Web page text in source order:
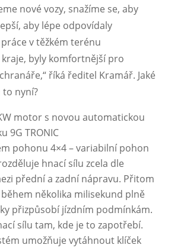
nové vozy, snažíme se, aby
aby lépe odpovídaly
v těžkém terénu
byly komfortnější pro
říká ředitel Kramář. Jaké
to nyní?
motor s novou automatickou
9G TRONIC
pohonu 4×4 – variabilní pohon
hnací sílu zcela dle
přední a zadní nápravu. Přitom
několika milisekund plně
přizpůsobí jízdním podmínkám.
sílu tam, kde je to zapotřebí.
umožňuje vytáhnout klíček